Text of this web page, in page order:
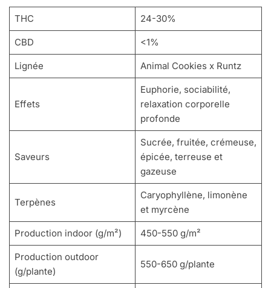
THC 24-30%
CBD <1%
Lignée Animal Cookies x Runtz
Effets
Euphorie, sociabilité,
relaxation corporelle
profonde
Saveurs
Sucrée, fruitée, crémeuse,
épicée, terreuse et
gazeuse
Terpènes
Caryophyllène, limonène
et myrcène
Production indoor (g/m²) 450-550 g/m²
Production outdoor
(g/plante)
550-650 g/plante